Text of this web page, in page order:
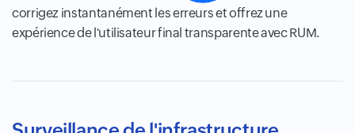
corrigez instantanément les erreurs et offrez une
expérience de l'utilisateur final transparente avec RUM.